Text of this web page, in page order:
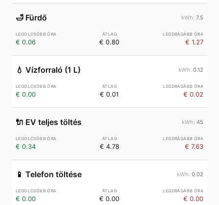
🛁 Fürdő 7.5
€ 0.06 € 0.80 € 1.27
💧 Vízforraló (1 L) 0.12
€ 0.00 € 0.01 € 0.02
🔌 EV teljes töltés 45
€ 0.34 € 4.78 € 7.63
📱 Telefon töltése 0.02
€ 0.00 € 0.00 € 0.00